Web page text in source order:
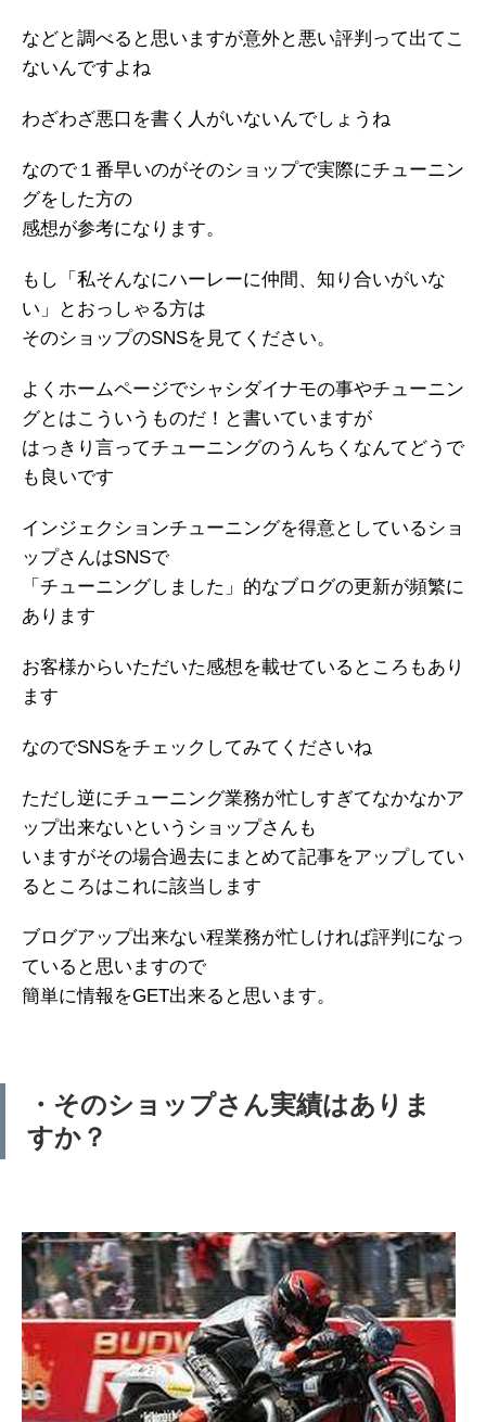
などと調べると思いますが意外と悪い評判って出てこ
ないんですよね
わざわざ悪口を書く人がいないんでしょうね
なので１番早いのがそのショップで実際にチューニン
グをした方の
感想が参考になります。
もし「私そんなにハーレーに仲間、知り合いがいな
い」とおっしゃる方は
そのショップのSNSを見てください。
よくホームページでシャシダイナモの事やチューニン
グとはこういうものだ！と書いていますが
はっきり言ってチューニングのうんちくなんてどうで
も良いです
インジェクションチューニングを得意としているショ
ップさんはSNSで
「チューニングしました」的なブログの更新が頻繁に
あります
お客様からいただいた感想を載せているところもあり
ます
なのでSNSをチェックしてみてくださいね
ただし逆にチューニング業務が忙しすぎてなかなかア
ップ出来ないというショップさんも
いますがその場合過去にまとめて記事をアップしてい
るところはこれに該当します
ブログアップ出来ない程業務が忙しければ評判になっ
ていると思いますので
簡単に情報をGET出来ると思います。
・そのショップさん実績はありま
すか？